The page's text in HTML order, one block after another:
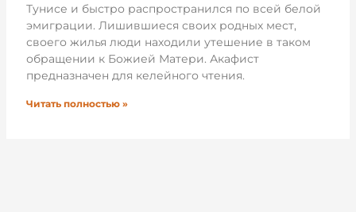
Тунисе и быстро распространился по всей белой
эмиграции. Лишившиеся своих родных мест,
своего жилья люди находили утешение в таком
обращении к Божией Матери. Акафист
предназначен для келейного чтения.
Читать полностью »